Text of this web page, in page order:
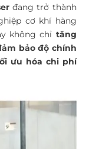
đang trở thành
cơ khí hàng
không chỉ tăng
bảo độ chính
ưu hóa chi phí